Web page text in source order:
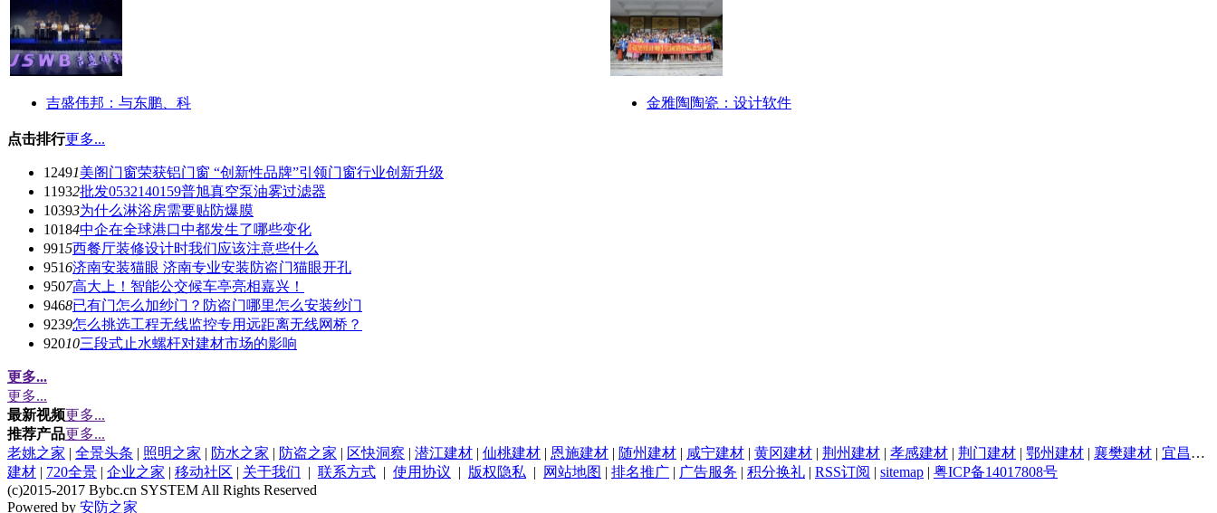
吉盛伟邦：与东鹏、科 金雅陶陶瓷：设计软件
点击排行更多...
12491美阁门窗荣获铝门窗 “创新性品牌”引领门窗行业创新升级
11932批发0532140159普旭真空泵油雾过滤器
10393为什么淋浴房需要贴防爆膜
10184中企在全球港口中都发生了哪些变化
9915西餐厅装修设计时我们应该注意些什么
9516济南安装猫眼 济南专业安装防盗门猫眼开孔
9507高大上！智能公交候车亭亮相嘉兴！
9468已有门怎么加纱门？防盗门哪里怎么安装纱门
9239怎么挑选工程无线监控专用远距离无线网桥？
92010三段式止水螺杆对建材市场的影响
更多...
更多...
最新视频更多...
推荐产品更多...
老姚之家 | 全景头条 | 照明之家 | 防水之家 | 防盗之家 | 区快洞察 | 潜江建材 | 仙桃建材 | 恩施建材 | 随州建材 | 咸宁建材 | 黄冈建材 | 荆州建材 | 孝感建材 | 荆门建材 | 鄂州建材 | 襄樊建材 | 宜昌建材
建材 | 720全景 | 企业之家 | 移动社区 | 关于我们 | 联系方式 | 使用协议 | 版权隐私 | 网站地图 | 排名推广 | 广告服务 | 积分换礼 | RSS订阅 | sitemap | 粤ICP备14017808号
(c)2015-2017 Bybc.cn SYSTEM All Rights Reserved
Powered by 安防之家